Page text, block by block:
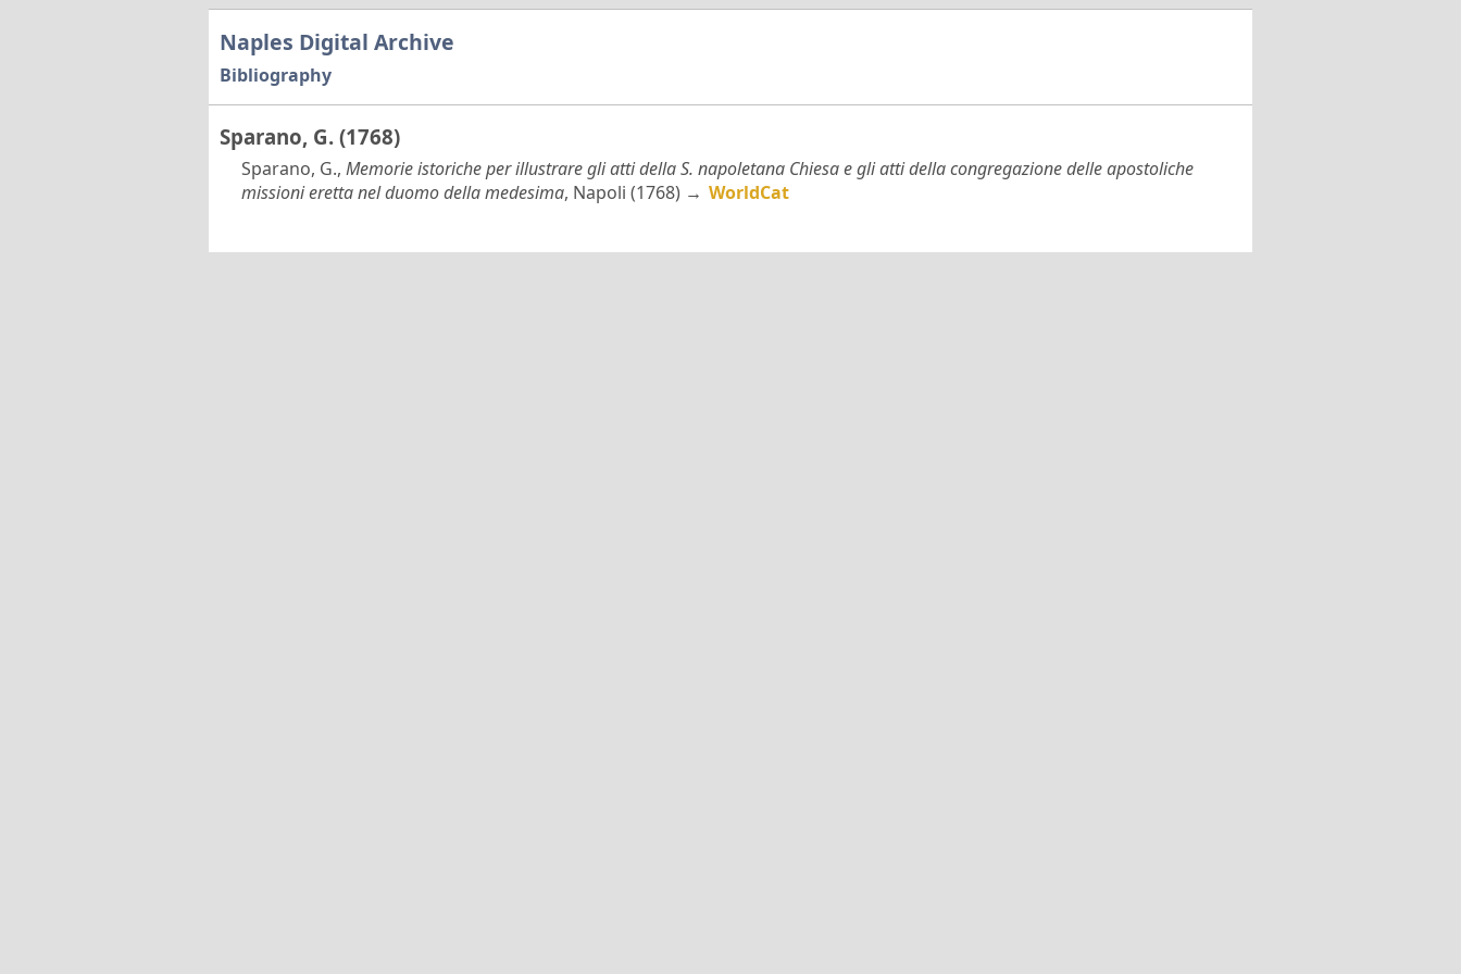
Naples Digital Archive
Bibliography
Sparano, G. (1768)
Sparano, G., Memorie istoriche per illustrare gli atti della S. napoletana Chiesa e gli atti della congregazione delle apostoliche
missioni eretta nel duomo della medesima, Napoli (1768) → WorldCat